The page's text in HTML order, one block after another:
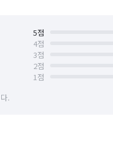
5점
4점
3점
2점
1점
.